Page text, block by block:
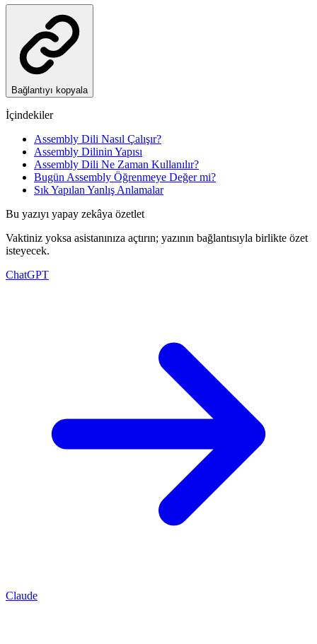
Bağlantıyı kopyala
İçindekiler
Assembly Dili Nasıl Çalışır?
Assembly Dilinin Yapısı
Assembly Dili Ne Zaman Kullanılır?
Bugün Assembly Öğrenmeye Değer mi?
Sık Yapılan Yanlış Anlamalar
Bu yazıyı yapay zekâya özetlet
Vaktiniz yoksa asistanınıza açtırın; yazının bağlantısıyla birlikte özet
isteyecek.
ChatGPT
Claude